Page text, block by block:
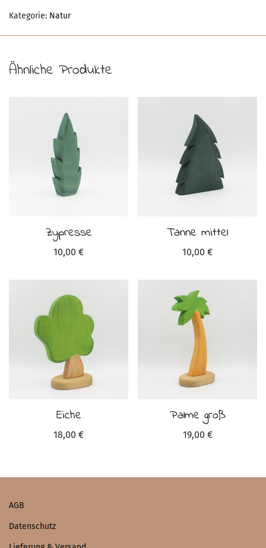
Kategorie: Natur
Ähnliche Produkte
Zypresse
10,00 €
Tanne mittel
10,00 €
Eiche
18,00 €
Palme groß
19,00 €
AGB
Datenschutz